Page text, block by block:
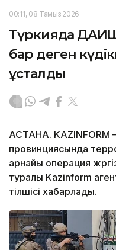
00:11, 08 Тамыз 2026
Түркияда
бар деген
ұсталды
АСТАНА. KAZINFORM
провинциясында
арнайы операция
туралы Kazinform
тілшісі хабарлады.